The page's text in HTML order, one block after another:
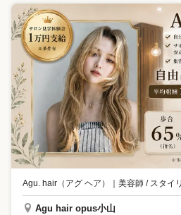
（みどり・館林） （その他、全46店舗で同時募集中
る理由-- ★ライフスタイルに合わせた働
時退勤など短時間勤務も相談可 ・週1日
供の行事休みなど休日も自由 ・朝礼／残
み対応や託児所完備（保育士常駐）など子育て支
が幅広く活躍中★ ・40代以上の採用も積
心！営業時間内に研修あり ・パパママ美容
きやすさ・こだわり★ ・店舗数が充実し
ことが可能です！ ・ミルボン、プジョリ
な商材を揃えています。
Agu. hair（アグ ヘア） 美容師 / スタイ
Agu hair opus小山